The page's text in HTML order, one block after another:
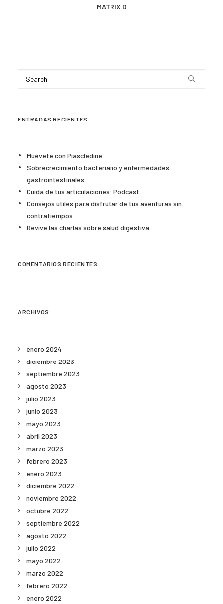
MÁS INFORMACIÓN
MATRIX D
ENTRADAS RECIENTES
Muévete con Piascledine
Sobrecrecimiento bacteriano y enfermedades
gastrointestinales
Cuida de tus articulaciones: Podcast
Consejos útiles para disfrutar de tus aventuras sin
contratiempos
Revive las charlas sobre salud digestiva
COMENTARIOS RECIENTES
ARCHIVOS
enero 2024
diciembre 2023
septiembre 2023
agosto 2023
julio 2023
junio 2023
mayo 2023
abril 2023
marzo 2023
febrero 2023
enero 2023
diciembre 2022
noviembre 2022
octubre 2022
septiembre 2022
agosto 2022
julio 2022
mayo 2022
marzo 2022
febrero 2022
enero 2022